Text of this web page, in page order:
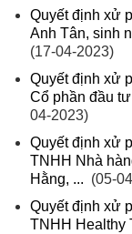
Quyết định xử
Anh Tân, sinh
(17-04-2023)
Quyết định xử
Cổ phần đầu
04-2023)
Quyết định xử
TNHH Nhà
Hằng, ... (05-
Quyết định xử
TNHH Healthy